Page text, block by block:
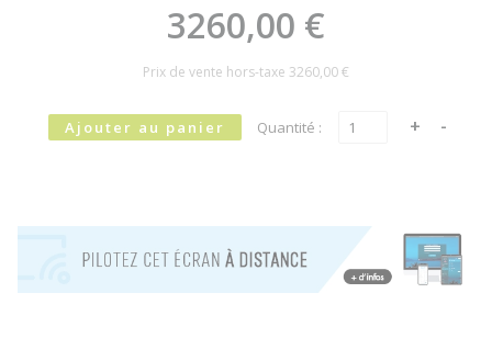
3260,00 €
Prix de vente hors-taxe 3260,00 €
Quantité :